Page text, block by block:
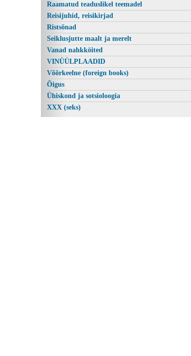
Kasutatud raamatud | Vanaraamatee
Raamatud teaduslikel teemadel
Reisijuhid, reisikirjad
Ristsõnad
Seiklusjutte maalt ja merelt
Vanad nahkköited
VINÜÜLPLAADID
Võõrkeelne (foreign books)
Õigus
Ühiskond ja sotsioloogia
XXX (seks)